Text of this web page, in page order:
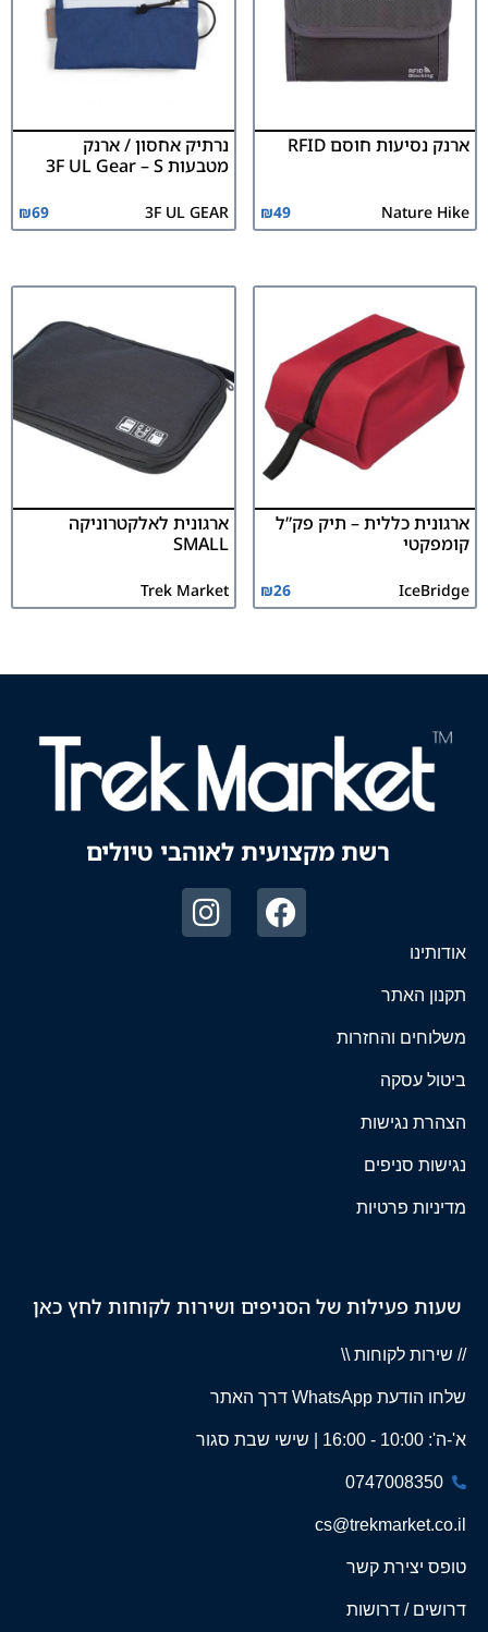
ארנק נסיעות חוסם RFID
Nature Hike
₪49
נרתיק אחסון / ארנק
מטבעות 3F UL Gear – S
3F UL GEAR
₪69
ארגונית כללית – תיק פק”ל
קומפקטי
IceBridge
₪26
ארגונית לאלקטרוניקה
SMALL
Trek Market
רשת מקצועית לאוהבי טיולים
אודותינו
תקנון האתר
משלוחים והחזרות
ביטול עסקה
הצהרת נגישות
נגישות סניפים
מדיניות פרטיות
שעות פעילות של הסניפים ושירות לקוחות לחץ כאן
// שירות לקוחות \\
שלחו הודעת WhatsApp דרך האתר
א'-ה': 10:00 - 16:00 | שישי שבת סגור
0747008350
cs@trekmarket.co.il
טופס יצירת קשר
דרושים / דרושות